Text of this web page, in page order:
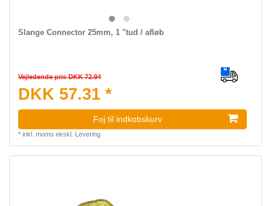
Slange Connector 25mm, 1 "tud / afløb
Vejledende pris DKK 72.94
DKK 57.31 *
Foj til indkobskurv
* inkl. moms ekskl. Levering